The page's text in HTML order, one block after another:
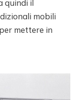
quindi il
mobili
mettere in